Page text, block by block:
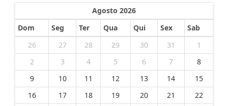
Agosto 2026
Dom
Seg Ter Qua Qui Sex
Sab
26
27 28 29 30 31
1
2
3 4 5 6 7
8
9
10 11 12 13 14
15
16
17 18 19 20 21
22